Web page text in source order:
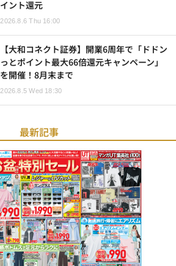
イント還元
2026.8.6 Thu 16:00
【大和コネクト証券】開業6周年で「ドドン
っとポイント最大66倍還元キャンペーン」
を開催！8月末まで
2026.8.5 Wed 18:30
最新記事